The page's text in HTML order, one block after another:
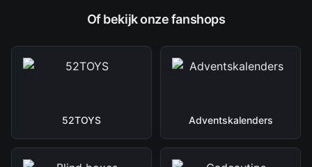
Of bekijk onze fanshops
52TOYS Adventskalenders